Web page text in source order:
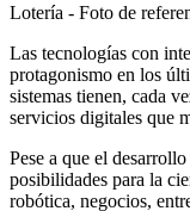
Lotería - Foto de
Las tecnologías con
protagonismo en los
sistemas tienen, cada
servicios digitales que
Pese a que el
posibilidades para la
robótica, negocios,